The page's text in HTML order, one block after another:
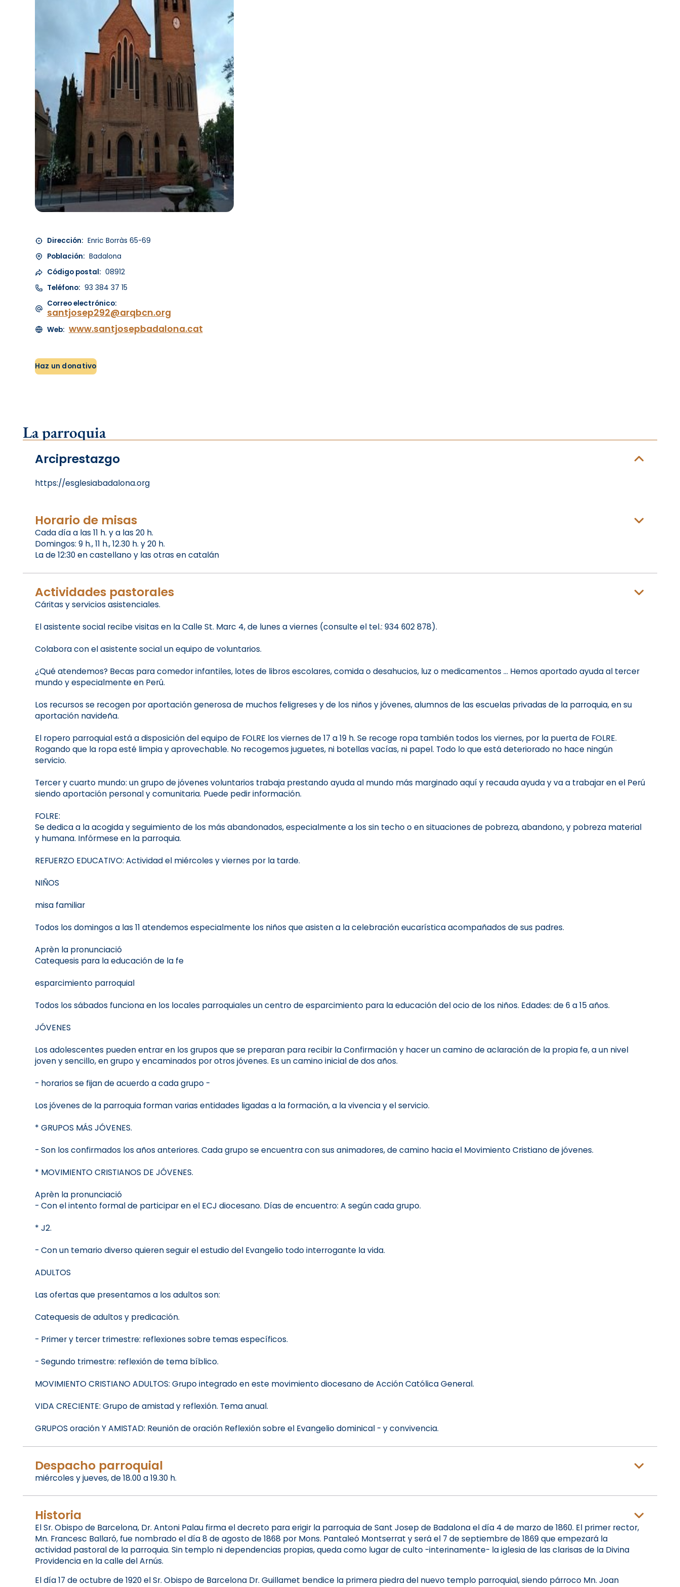
Dirección: Enric Borràs 65-69
Población: Badalona
Código postal: 08912
Teléfono: 93 384 37 15
Correo electrónico:
santjosep292@arqbcn.org
Web: www.santjosepbadalona.cat
Haz un donativo
La parroquia
Arciprestazgo
https://esglesiabadalona.org
Horario de misas
Cada día a las 11 h. y a las 20 h.
Domingos: 9 h., 11 h., 12.30 h. y 20 h.
La de 12:30 en castellano y las otras en catalán
Actividades pastorales
Cáritas y servicios asistenciales.
El asistente social recibe visitas en la Calle St. Marc 4, de lunes a viernes (consulte el tel.: 934 602 878).
Colabora con el asistente social un equipo de voluntarios.
¿Qué atendemos? Becas para comedor infantiles, lotes de libros escolares, comida o desahucios, luz o medicamentos ... Hemos aportado ayuda al tercer
mundo y especialmente en Perú.
Los recursos se recogen por aportación generosa de muchos feligreses y de los niños y jóvenes, alumnos de las escuelas privadas de la parroquia, en su
aportación navideña.
El ropero parroquial está a disposición del equipo de FOLRE los viernes de 17 a 19 h. Se recoge ropa también todos los viernes, por la puerta de FOLRE.
Rogando que la ropa esté limpia y aprovechable. No recogemos juguetes, ni botellas vacías, ni papel. Todo lo que está deteriorado no hace ningún
servicio.
Tercer y cuarto mundo: un grupo de jóvenes voluntarios trabaja prestando ayuda al mundo más marginado aquí y recauda ayuda y va a trabajar en el Perú
siendo aportación personal y comunitaria. Puede pedir información.
FOLRE:
Se dedica a la acogida y seguimiento de los más abandonados, especialmente a los sin techo o en situaciones de pobreza, abandono, y pobreza material
y humana. Infórmese en la parroquia.
REFUERZO EDUCATIVO: Actividad el miércoles y viernes por la tarde.
NIÑOS
misa familiar
Todos los domingos a las 11 atendemos especialmente los niños que asisten a la celebración eucarística acompañados de sus padres.
Aprèn la pronunciació
Catequesis para la educación de la fe
esparcimiento parroquial
Todos los sábados funciona en los locales parroquiales un centro de esparcimiento para la educación del ocio de los niños. Edades: de 6 a 15 años.
JÓVENES
Los adolescentes pueden entrar en los grupos que se preparan para recibir la Confirmación y hacer un camino de aclaración de la propia fe, a un nivel
joven y sencillo, en grupo y encaminados por otros jóvenes. Es un camino inicial de dos años.
- horarios se fijan de acuerdo a cada grupo -
Los jóvenes de la parroquia forman varias entidades ligadas a la formación, a la vivencia y el servicio.
* GRUPOS MÁS JÓVENES.
- Son los confirmados los años anteriores. Cada grupo se encuentra con sus animadores, de camino hacia el Movimiento Cristiano de jóvenes.
* MOVIMIENTO CRISTIANOS DE JÓVENES.
Aprèn la pronunciació
- Con el intento formal de participar en el ECJ diocesano. Días de encuentro: A según cada grupo.
* J2.
- Con un temario diverso quieren seguir el estudio del Evangelio todo interrogante la vida.
ADULTOS
Las ofertas que presentamos a los adultos son:
Catequesis de adultos y predicación.
- Primer y tercer trimestre: reflexiones sobre temas específicos.
- Segundo trimestre: reflexión de tema bíblico.
MOVIMIENTO CRISTIANO ADULTOS: Grupo integrado en este movimiento diocesano de Acción Católica General.
VIDA CRECIENTE: Grupo de amistad y reflexión. Tema anual.
GRUPOS oración Y AMISTAD: Reunión de oración Reflexión sobre el Evangelio dominical - y convivencia.
Despacho parroquial
miércoles y jueves, de 18.00 a 19.30 h.
Historia
El Sr. Obispo de Barcelona, Dr. Antoni Palau firma el decreto para erigir la parroquia de Sant Josep de Badalona el día 4 de marzo de 1860. El primer rector,
Mn. Francesc Ballaró, fue nombrado el día 8 de agosto de 1868 por Mons. Pantaleó Montserrat y será el 7 de septiembre de 1869 que empezará la
actividad pastoral de la parroquia. Sin templo ni dependencias propias, queda como lugar de culto -interinamente- la iglesia de las clarisas de la Divina
Providencia en la calle del Arnús.
El día 17 de octubre de 1920 el Sr. Obispo de Barcelona Dr. Guillamet bendice la primera piedra del nuevo templo parroquial, siendo párroco Mn. Joan